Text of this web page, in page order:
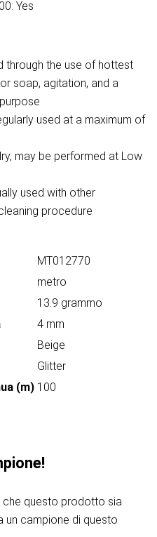
Yes
through the use of hottest
soap, agitation, and a
used at a maximum of
may be performed at Low
used with other
procedure
MT012770
metro
13.9 grammo
4 mm
Beige
Glitter
(m) 100
che questo prodotto sia
un campione di questo